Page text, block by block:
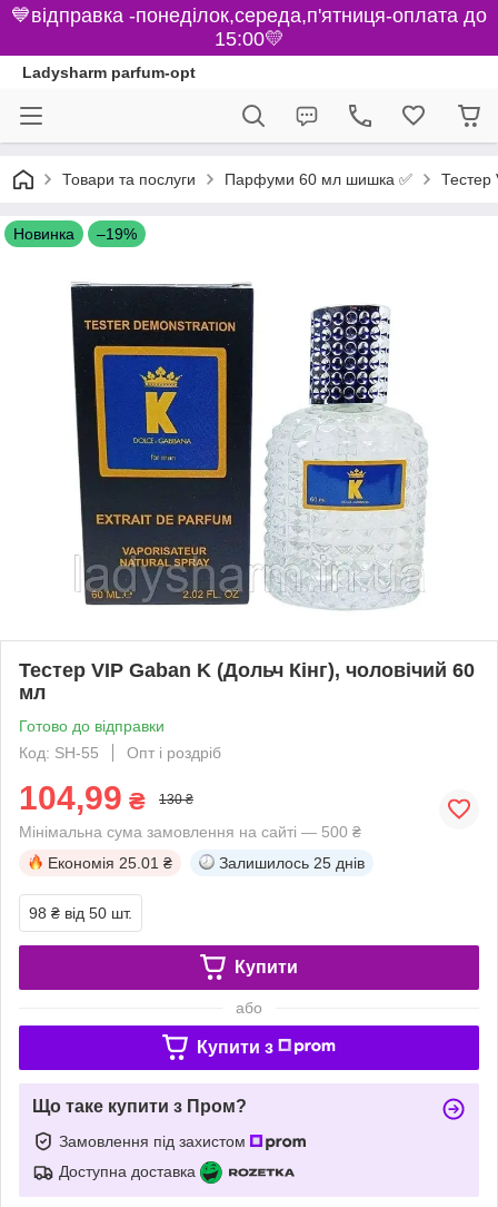
💙відправка -понеділок,середа,п'ятниця-оплата до
15:00💛
Ladysharm parfum-opt
Товари та послуги Парфуми 60 мл шишка ✅ Тестер
Новинка –19%
Тестер VIP Gaban K (Дольч Кінг), чоловічий 60
мл
Готово до відправки
Код: SH-55
Опт і роздріб
104,99 ₴ 130 ₴
Мінімальна сума замовлення на сайті — 500 ₴
Економія 25.01 ₴ Залишилось 25 днів
98 ₴ від 50 шт.
Купити
або
Купити з
Що таке купити з Пром?
Замовлення під захистом
Доступна доставка